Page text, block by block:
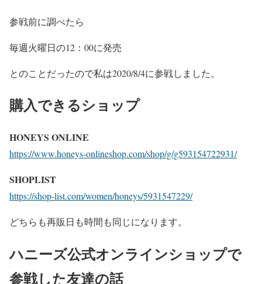
参戦前に調べたら
毎週火曜日の12：00に発売
とのことだったので私は2020/8/4に参戦しました。
購入できるショップ
HONEYS ONLINE
https://www.honeys-onlineshop.com/shop/g/g593154722931/
SHOPLIST
https://shop-list.com/women/honeys/5931547229/
どちらも再販日も時間も同じになります。
ハニーズ公式オンラインショップで
参戦した友達の話